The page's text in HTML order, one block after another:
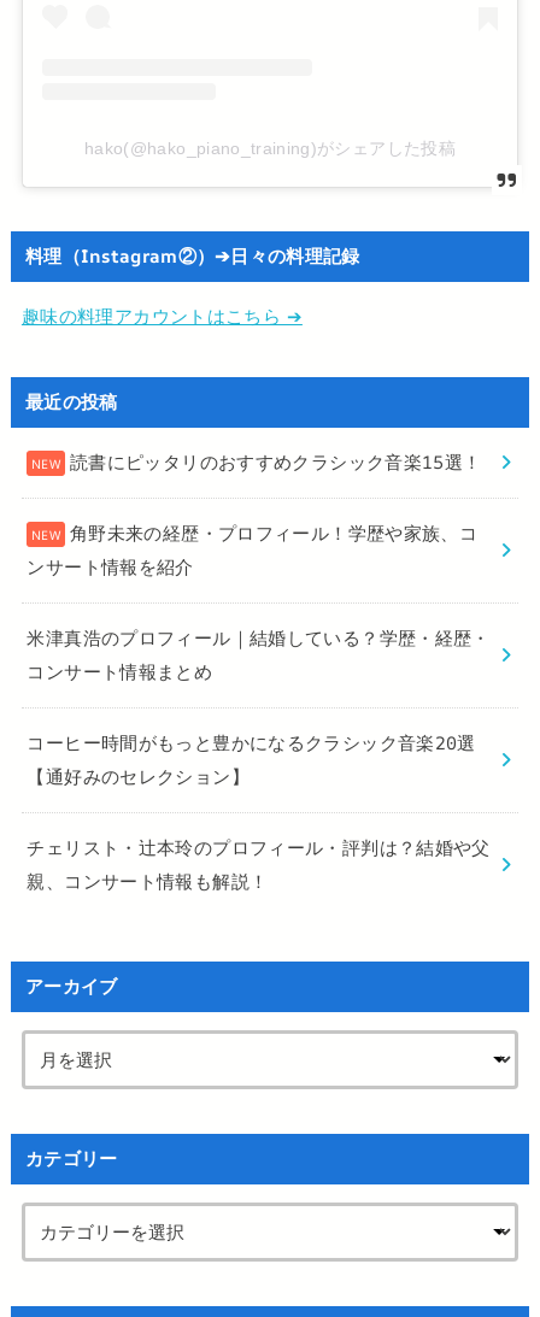
hako(@hako_piano_training)がシェアした投稿
料理（Instagram②）➔日々の料理記録
趣味の料理アカウントはこちら ➔
最近の投稿
読書にピッタリのおすすめクラシック音楽15選！
角野未来の経歴・プロフィール！学歴や家族、コ
ンサート情報を紹介
米津真浩のプロフィール｜結婚している？学歴・経歴・
コンサート情報まとめ
コーヒー時間がもっと豊かになるクラシック音楽20選
【通好みのセレクション】
チェリスト・辻本玲のプロフィール・評判は？結婚や父
親、コンサート情報も解説！
アーカイブ
カテゴリー